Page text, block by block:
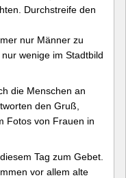
Durchstreife den
nur Männer zu
wenige im Stadtbild
die Menschen an
den Gruß,
Fotos von Frauen in
Tag zum Gebet.
vor allem alte